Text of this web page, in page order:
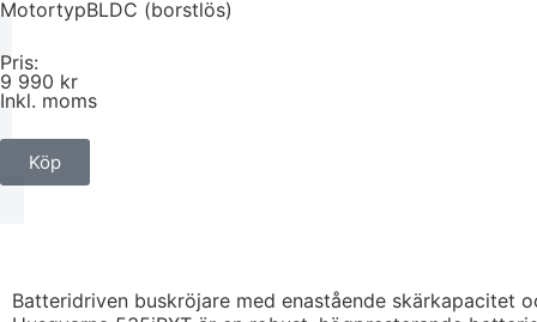
MotortypBLDC (borstlös)
Pris:
9 990 kr
Inkl. moms
Köp
Batteridriven buskröjare med enastående skärkapacitet